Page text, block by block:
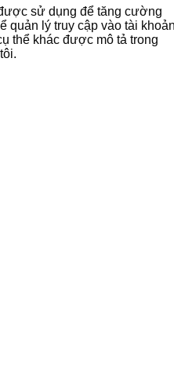
sử dụng để tăng cường
quản lý truy cập vào tài
thể khác được mô tả trong